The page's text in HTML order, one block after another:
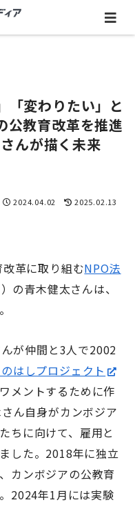
「変わりたい」と
教育改革を推進
んが描く未来
2024.04.02 2025.02.13
革に取り組むNPO法
の青木健太さんは、
が仲間と3人で2002
はしプロジェクト
メントするために作
ん自身がカンボジア
ちに向けて、雇用と
した。2018年に独立
カンボジアの公教育
2024年1月には実験